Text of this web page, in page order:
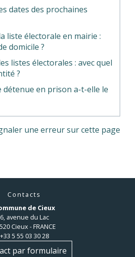
dates des prochaines
liste électorale en mairie :
domicile ?
listes électorales : avec quel
?
détenue en prison a-t-elle le
une erreur sur cette page
Contacts
de Cieux
6, avenue du Lac
Cieux - FRANCE
+33 5 55 03 30 28
par formulaire